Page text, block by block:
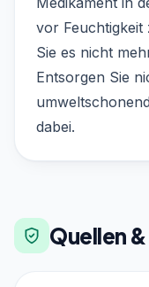
vor
Sie es nicht
Entsorgen Sie
dabei.
Quellen